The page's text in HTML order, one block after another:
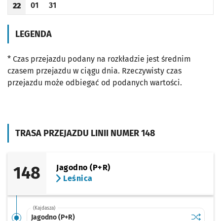
TRASA PRZEJAZDU LINII NUMER 148
148
Jagodno (P+R)
Leśnica
(Kajdasza)
Jagodno (P+R) Sprawdź
Jagodno
Godzina odjazdu
22
Odjazd
01
minut po godzinie 22
Odjazd
31
minut po godzinie 22
LEGENDA
* Czas przejazdu podany na rozkładzie jest średnim
czasem przejazdu w ciągu dnia. Rzeczywisty czas
przejazdu może odbiegać od podanych wartości.